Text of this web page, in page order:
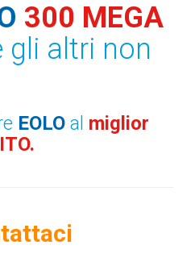
300 MEGA
gli altri non
EOLO al miglior